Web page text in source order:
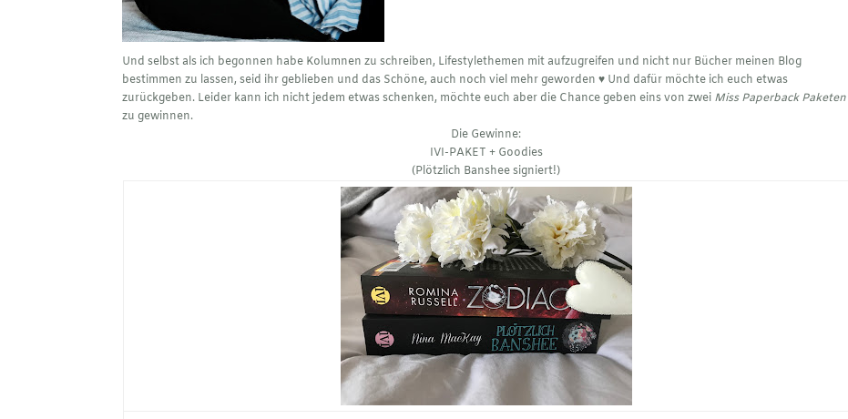
Und selbst als ich begonnen habe Kolumnen zu schreiben, Lifestylethemen mit aufzugreifen und nicht nur Bücher meinen Blog
bestimmen zu lassen, seid ihr geblieben und das Schöne, auch noch viel mehr geworden ♥︎ Und dafür möchte ich euch etwas
zurückgeben. Leider kann ich nicht jedem etwas schenken, möchte euch aber die Chance geben eins von zwei Miss Paperback Paketen
zu gewinnen.
Die Gewinne:
IVI-PAKET + Goodies
(Plötzlich Banshee signiert!)